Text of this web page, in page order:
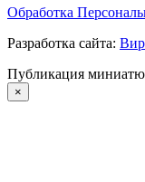
Обработка
Разработка сайта:
Публикация
×